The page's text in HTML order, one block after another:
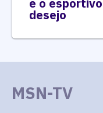
MSN-TV